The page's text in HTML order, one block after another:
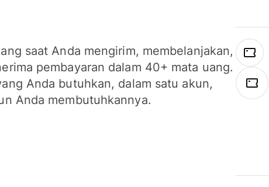
saat Anda mengirim, membelanjakan,
pembayaran dalam 40+ mata uang.
Anda butuhkan, dalam satu akun,
Anda membutuhkannya.